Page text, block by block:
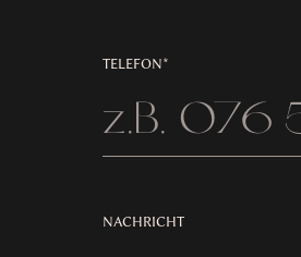
TELEFON*
NACHRICHT